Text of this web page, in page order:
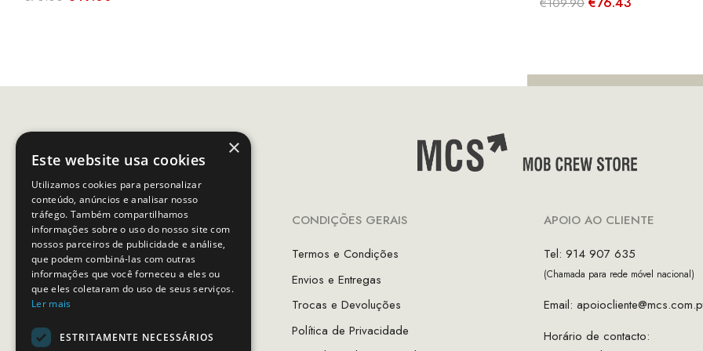
€109.90
INFORMAÇÕES
A Minha Conta
Favoritos
As Lojas MCS
Sobre Nós
CONDIÇÕES GERAIS
Termos e Condições
Envios e Entregas
Trocas e Devoluções
Política de Privacidade
APOIO AO CLIENTE
Tel: 914 907 635
(Chamada para rede móvel nacional)
Email:
Horário de contacto:
×
Este website usa cookies
Utilizamos cookies para personalizar
conteúdo, anúncios e analisar nosso
tráfego. Também compartilhamos
informações sobre o uso do nosso site com
nossos parceiros de publicidade e análise,
que podem combiná-las com outras
informações que você forneceu a eles ou
que eles coletaram do uso de seus serviços.
Ler mais
ESTRITAMENTE NECESSÁRIOS